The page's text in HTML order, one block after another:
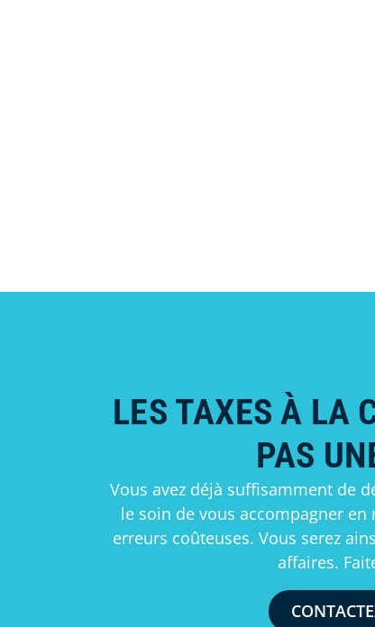
LES TAXES À LA
PAS
Vous avez déjà suffisamment de
le soin de vous accompagner
erreurs coûteuses. Vous serez
affaires.